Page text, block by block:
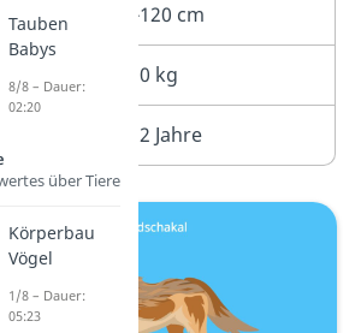
Größe 70-120 cm
Gewicht 5-10 kg
6-12 Jahre
Tauben
Babys
8/8 – Dauer:
02:20
über Tiere
Körperbau
Vögel
1/8 – Dauer:
05:23